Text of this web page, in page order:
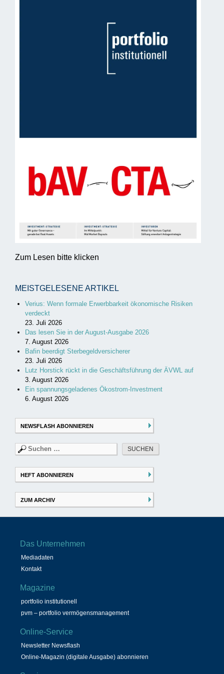
Zum Lesen bitte klicken
MEISTGELESENE ARTIKEL
Verius: Wenn formale Erwerbbarkeit ökonomische Risiken
verdeckt
23. Juli 2026
Das lesen Sie in der August-Ausgabe 2026
7. August 2026
Bafin beerdigt Sterbegeldversicherer
23. Juli 2026
Lutz Horstick rückt in die Geschäftsführung der ÄVWL auf
3. August 2026
Ein spannungsgeladenes Ökostrom-Investment
6. August 2026
NEWSFLASH ABONNIEREN
Suchen
nach:
HEFT ABONNIEREN
ZUM ARCHIV
Das Unternehmen
Mediadaten
Kontakt
Magazine
portfolio institutionell
pvm – portfolio vermögensmanagement
Online-Service
Newsletter Newsflash
Online-Magazin (digitale Ausgabe) abonnieren